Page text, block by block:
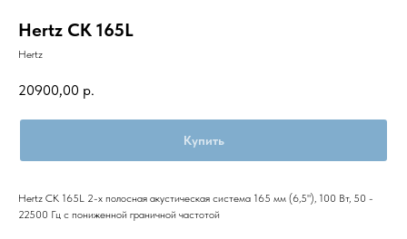
Hertz CK 165L
Hertz
20900,00 р.
Купить
Hertz CK 165L 2-х полосная акустическая система 165 мм (6,5"), 100 Вт, 50 -
22500 Гц с пониженной граничной частотой